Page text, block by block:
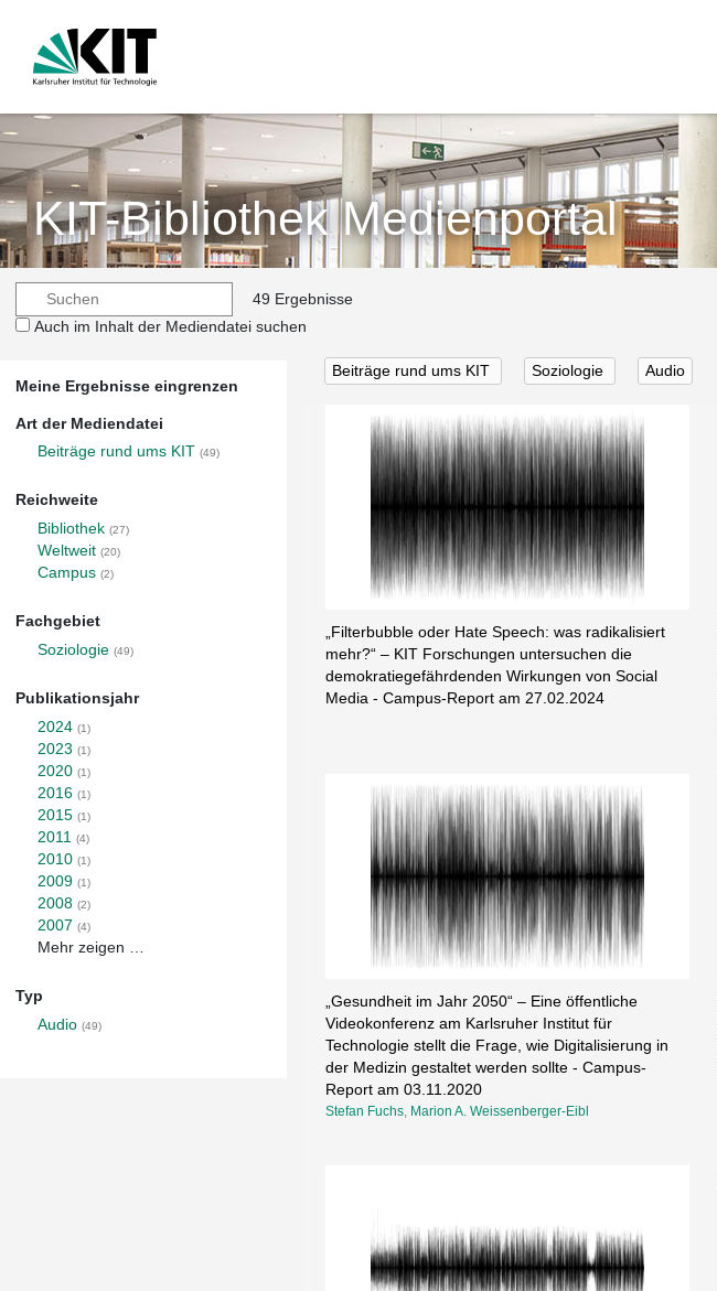
KIT-Bibliothek Medienportal
49 Ergebnisse
Auch im Inhalt der Mediendatei suchen
Meine Ergebnisse eingrenzen
Art der Mediendatei
Beiträge rund ums KIT (49)
Reichweite
Bibliothek (27)
Weltweit (20)
Campus (2)
Fachgebiet
Soziologie (49)
Publikationsjahr
2024 (1)
2023 (1)
2020 (1)
2016 (1)
2015 (1)
2011 (4)
2010 (1)
2009 (1)
2008 (2)
2007 (4)
Mehr zeigen …
Typ
Audio (49)
Beiträge rund ums KIT Soziologie Audio
„Filterbubble oder Hate Speech: was radikalisiert
mehr?“ – KIT Forschungen untersuchen die
demokratiegefährdenden Wirkungen von Social
Media - Campus-Report am 27.02.2024
„Gesundheit im Jahr 2050“ – Eine öffentliche
Videokonferenz am Karlsruher Institut für
Technologie stellt die Frage, wie Digitalisierung in
der Medizin gestaltet werden sollte - Campus-
Report am 03.11.2020
Stefan Fuchs, Marion A. Weissenberger-Eibl